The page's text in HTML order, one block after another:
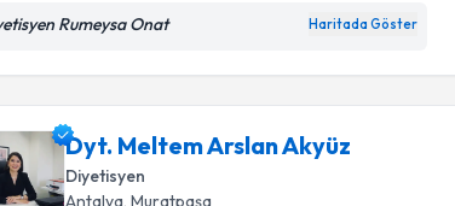
Rumeysa Onat Haritada Göster
Dyt. Meltem Arslan Akyüz
Diyetisyen
Antalya , Muratpaşa